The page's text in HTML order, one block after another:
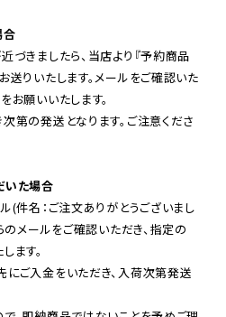
合
づきましたら、当店より『予約商品
送りいたします。メールをご確認いた
お願いいたします。
第の発送となります。ご注意くださ
いた場合
(件名：ご注文ありがとうございまし
のメールをご確認いただき、指定の
ます。
ご入金をいただき、入荷次第発送